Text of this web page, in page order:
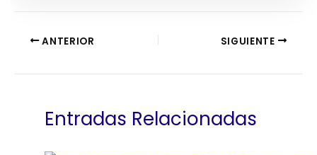
ANTERIOR SIGUIENTE
Entradas Relacionadas